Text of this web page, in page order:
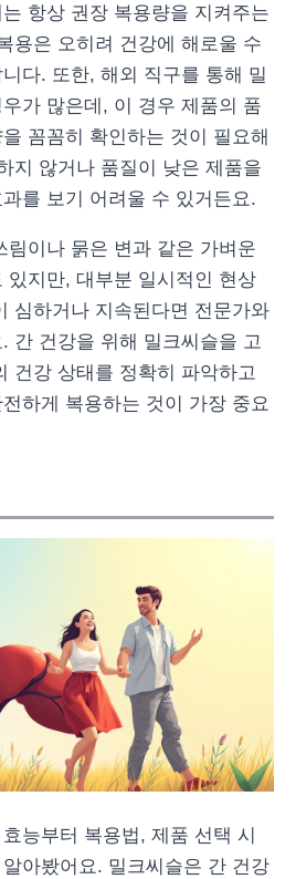
항상 권장 복용량을 지켜주는
용은 오히려 건강에 해로울 수
다. 또한, 해외 직구를 통해 밀
가 많은데, 이 경우 제품의 품
꼼꼼히 확인하는 것이 필요해
지 않거나 품질이 낮은 제품을
를 보기 어려울 수 있거든요.
림이나 묽은 변과 같은 가벼운
있지만, 대부분 일시적인 현상
심하거나 지속된다면 전문가와
간 건강을 위해 밀크씨슬을 고
건강 상태를 정확히 파악하고
하게 복용하는 것이 가장 중요
능부터 복용법, 제품 선택 시
아봤어요. 밀크씨슬은 간 건강